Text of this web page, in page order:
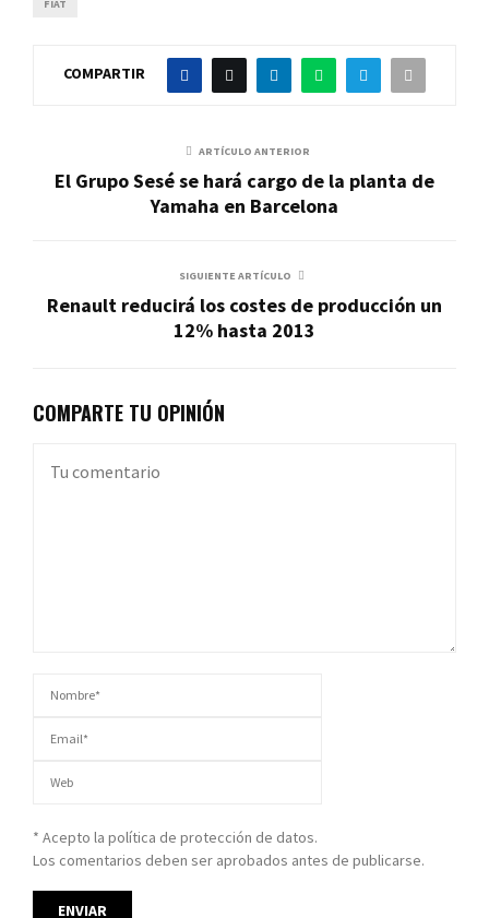
FIAT
COMPARTIR
ARTÍCULO ANTERIOR
El Grupo Sesé se hará cargo de la planta de
Yamaha en Barcelona
SIGUIENTE ARTÍCULO
Renault reducirá los costes de producción un
12% hasta 2013
COMPARTE TU OPINIÓN
* Acepto la política de protección de datos.
Los comentarios deben ser aprobados antes de publicarse.